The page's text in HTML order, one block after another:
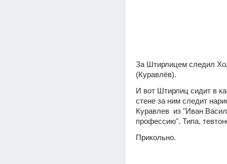
За Штирлицем следил
(Куравлёв).
И вот Штирлиц сидит в
стене за ним следит
Куравлев  из "Иван
профессию". Типа,
Прикольно.